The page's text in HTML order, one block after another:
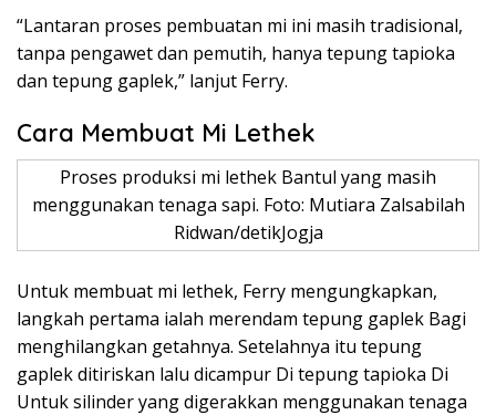
“Lantaran proses pembuatan mi ini masih tradisional,
tanpa pengawet dan pemutih, hanya tepung tapioka
dan tepung gaplek,” lanjut Ferry.
Cara Membuat Mi Lethek
Proses produksi mi lethek Bantul yang masih
menggunakan tenaga sapi. Foto: Mutiara Zalsabilah
Ridwan/detikJogja
Untuk membuat mi lethek, Ferry mengungkapkan,
langkah pertama ialah merendam tepung gaplek Bagi
menghilangkan getahnya. Setelahnya itu tepung
gaplek ditiriskan lalu dicampur Di tepung tapioka Di
Untuk silinder yang digerakkan menggunakan tenaga